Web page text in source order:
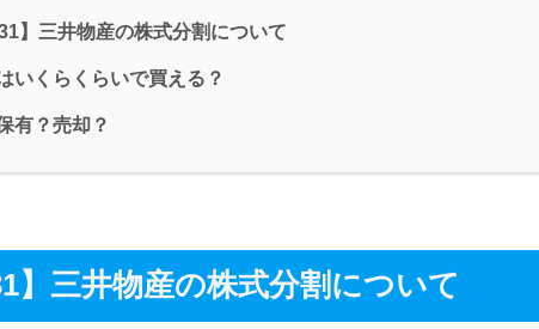
】三井物産の株式分割について
いくらくらいで買える？
有？売却？
】三井物産の株式分割について